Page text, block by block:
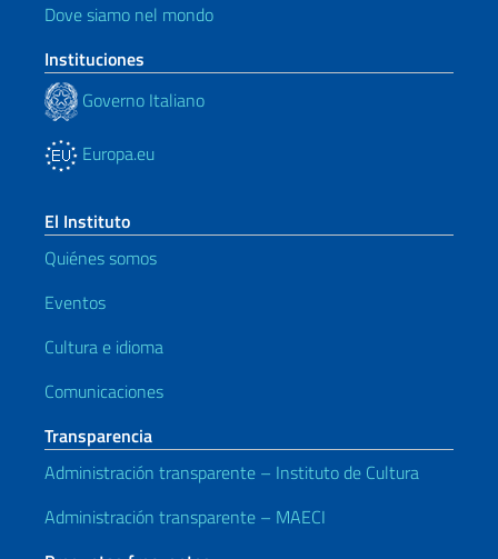
Dove siamo nel mondo
Instituciones
Governo Italiano
Europa.eu
El Instituto
Quiénes somos
Eventos
Cultura e idioma
Comunicaciones
Transparencia
Administración transparente – Instituto de Cultura
Administración transparente – MAECI